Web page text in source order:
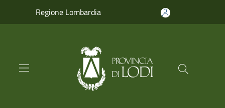
Regione Lombardia